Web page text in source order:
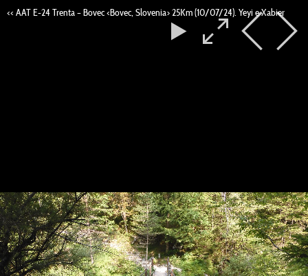
<< AAT E-24 Trenta – Bovec <Bovec, Slovenia> 25Km (10/07/24). Yeyi e Xabier